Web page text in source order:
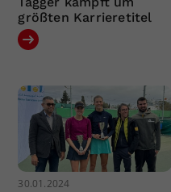
größten Karrieretitel
30.01.2024